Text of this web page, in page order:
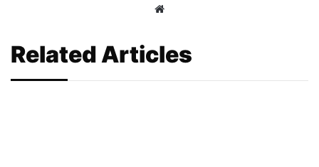
Website
Related Articles